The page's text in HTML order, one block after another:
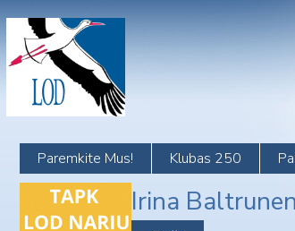
content
Paremkite Mus! Klubas 250
Irina